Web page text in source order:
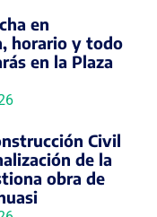
en
horario y todo
en la Plaza
Civil
de la
obra de